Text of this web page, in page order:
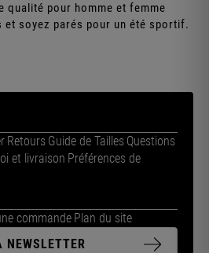
qualité pour homme et femme
et soyez parés pour un été sportif.
Retours Guide de Tailles Questions
et livraison Préférences de
commande Plan du site